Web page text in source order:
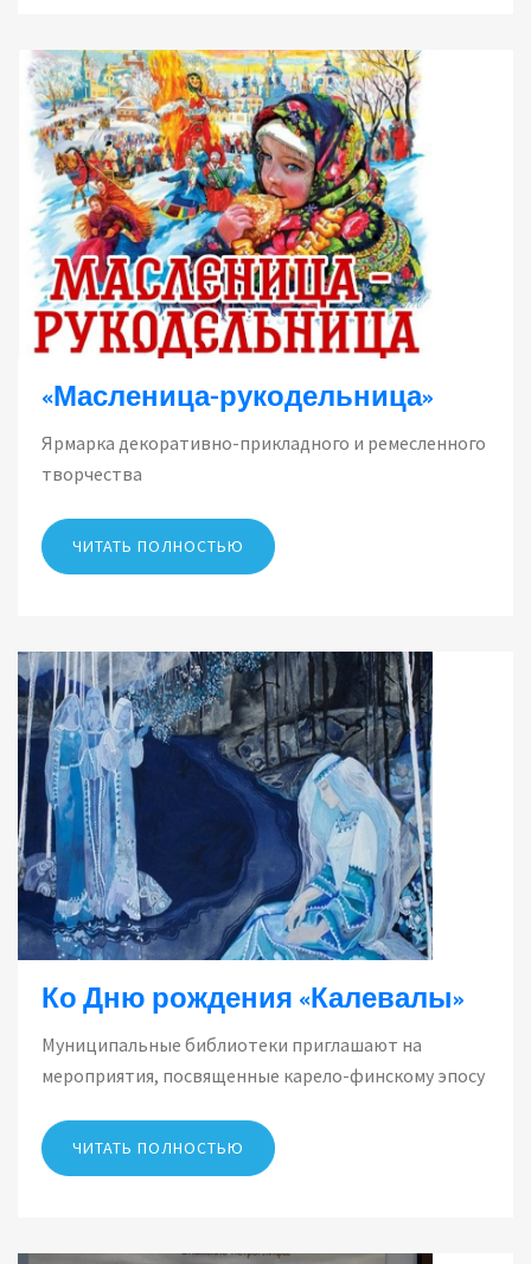
«Масленица-рукодельница»
Ярмарка декоративно-прикладного и ремесленного
творчества
ЧИТАТЬ ПОЛНОСТЬЮ
Ко Дню рождения «Калевалы»
Муниципальные библиотеки приглашают на
мероприятия, посвященные карело-финскому эпосу
ЧИТАТЬ ПОЛНОСТЬЮ